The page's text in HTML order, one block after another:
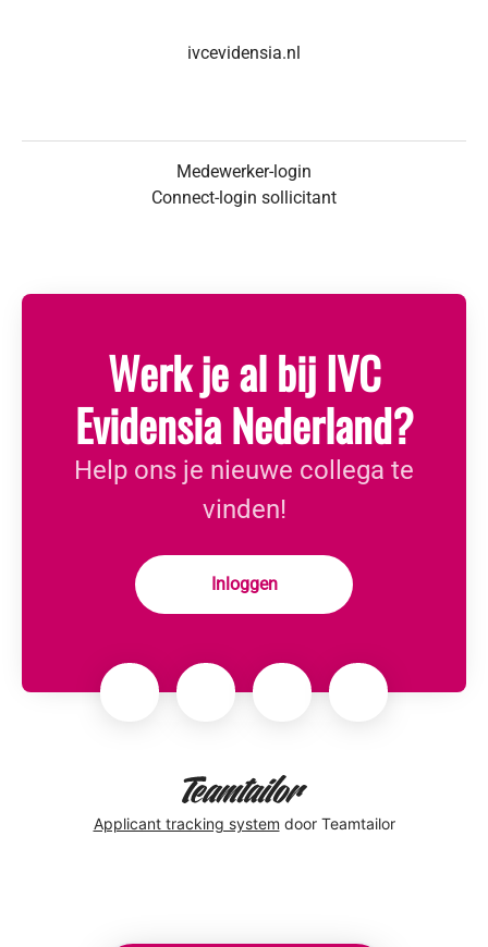
ivcevidensia.nl
Medewerker-login
Connect-login sollicitant
Werk je al bij IVC
Evidensia Nederland?
Help ons je nieuwe collega te
vinden!
Inloggen
Applicant tracking system door Teamtailor